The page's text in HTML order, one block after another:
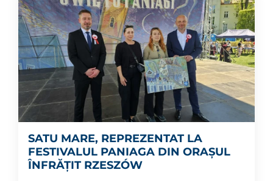
SATU MARE, REPREZENTAT LA
FESTIVALUL PANIAGA DIN ORAȘUL
ÎNFRĂȚIT RZESZÓW